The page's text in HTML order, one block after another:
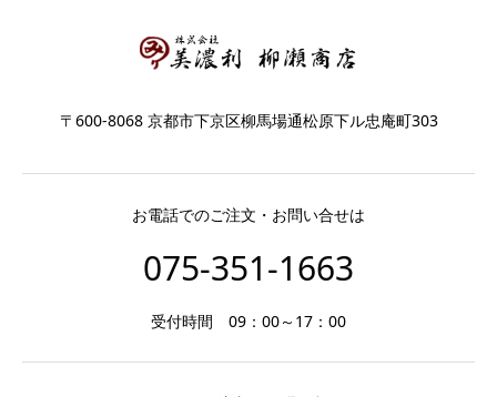
〒600-8068 京都市下京区柳馬場通松原下ル忠庵町303
お電話でのご注文・お問い合せは
075-351-1663
受付時間 09：00～17：00